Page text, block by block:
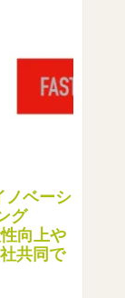
ノベーシ
グ
向上や
共同で